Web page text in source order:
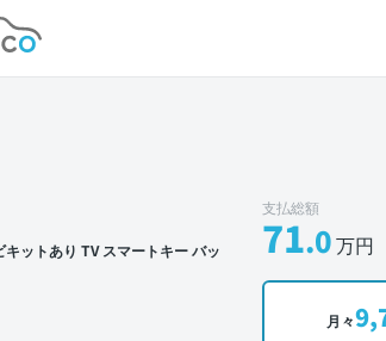
コ
ットあり TV スマートキー バッ
外装 正面
支払総額
71.0万円
月々